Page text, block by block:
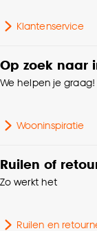
Breedte
Hoogte
Lengte
buiten
Klantenservice
Op zoek naar
We helpen je graag!
Wooninspiratie
Ruilen of
Zo werkt het
Ruilen en